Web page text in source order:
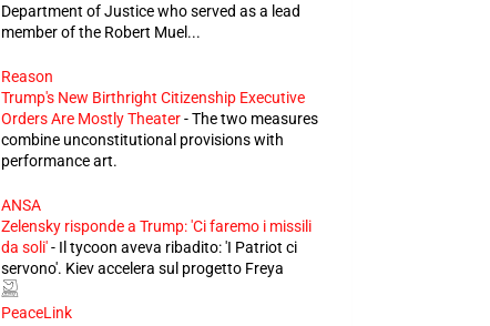
Department of Justice who served as a lead
member of the Robert Muel...
Reason
Trump's New Birthright Citizenship Executive
Orders Are Mostly Theater-The two measures
combine unconstitutional provisions with
performance art.
ANSA
Zelensky risponde a Trump: 'Ci faremo i missili
da soli'- Il tycoon aveva ribadito: 'I Patriot ci
servono'. Kiev accelera sul progetto Freya
PeaceLink